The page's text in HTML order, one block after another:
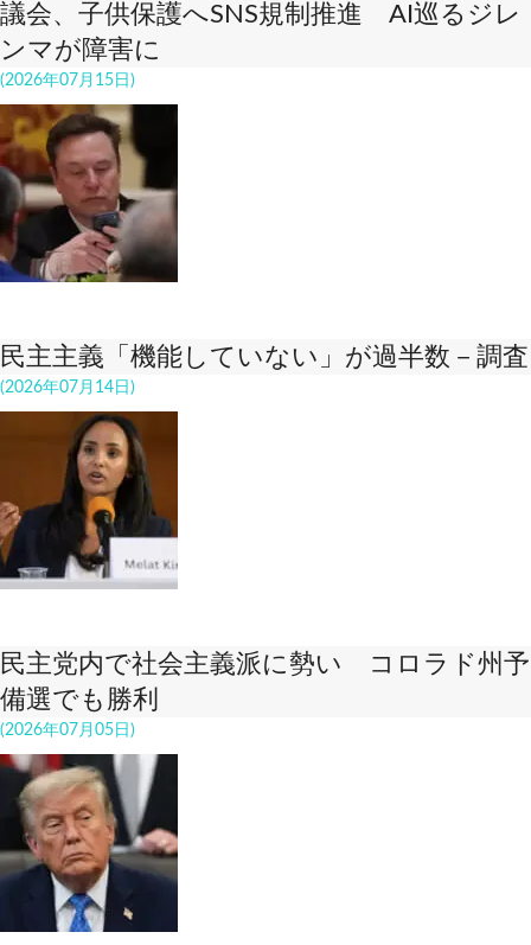
議会、子供保護へSNS規制推進 AI巡るジレ
ンマが障害に
(2026年07月15日)
民主主義「機能していない」が過半数－調査
(2026年07月14日)
民主党内で社会主義派に勢い コロラド州予
備選でも勝利
(2026年07月05日)